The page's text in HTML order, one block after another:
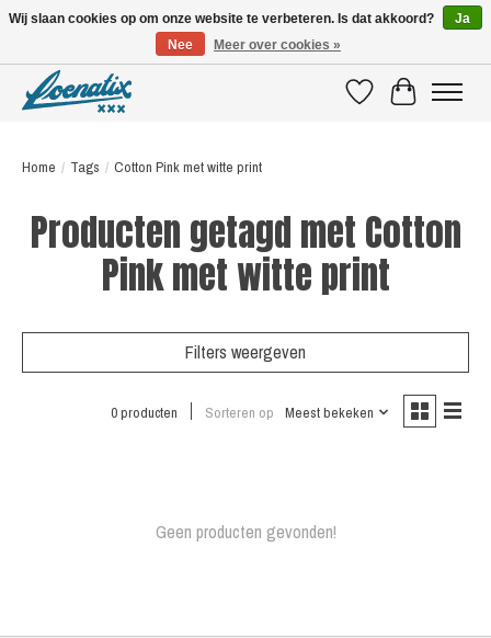
VerlanglijstWinkelwagen
Home / Tags / Cotton Pink met witte print
Producten getagd met Cotton
Pink met witte print
Filters weergeven
0 producten Sorteren op Meest bekeken
Geen producten gevonden!
Wij slaan cookies op om onze website te verbeteren. Is dat akkoord?
Ja
Nee
Meer over cookies »